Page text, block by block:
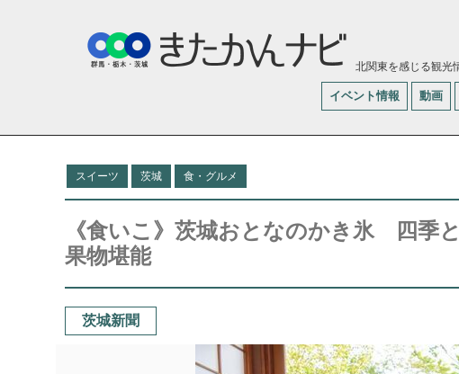
北関東を感じる観光
イベント情報 動画
スイーツ 茨城 食・グルメ
《食いこ》茨城おとなのかき氷 四季
果物堪能
茨城新聞